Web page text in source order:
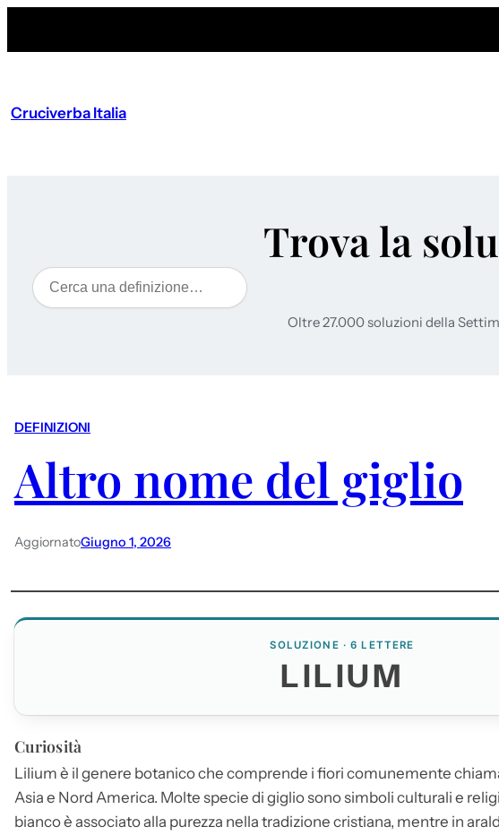
Cruciverba Italia
Trova la
Cerca
Oltre 27.000 soluzioni della
DEFINIZIONI
Altro nome del giglio
AggiornatoGiugno 1, 2026
SOLUZIONE · 6 LETTERE
LILIUM
Curiosità
Lilium è il genere botanico che comprende i fiori comunemente
Asia e Nord America. Molte specie di giglio sono simboli culturali e
bianco è associato alla purezza nella tradizione cristiana, mentre in